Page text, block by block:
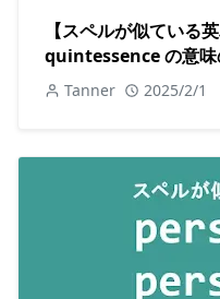
【スペルが似てい
quintessence の意味
Tanner 2025/2/1